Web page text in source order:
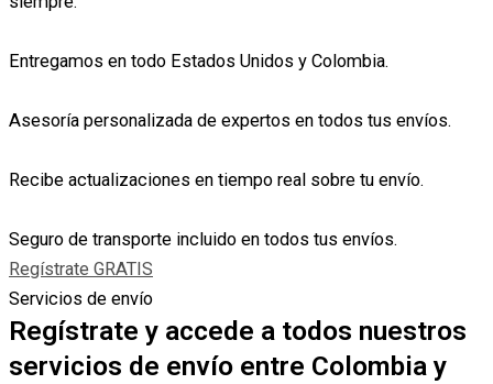
Entregamos en todo Estados Unidos y Colombia.
Asesoría personalizada de expertos en todos tus envíos.
Recibe actualizaciones en tiempo real sobre tu envío.
Seguro de transporte incluido en todos tus envíos.
Regístrate GRATIS
Servicios de envío
Regístrate y accede a todos nuestros
servicios de envío entre Colombia y